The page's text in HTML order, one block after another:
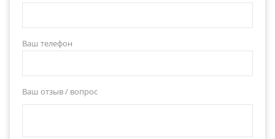
Ваш телефон
Ваш отзыв / вопрос